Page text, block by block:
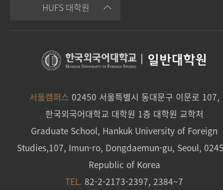
HUFS 대학원
일반대학원
서울캠퍼스 02450 서울특별시 동대문구 이문로 107,
한국외국어대학교 대학원 1층 대학원 교학처
Graduate School, Hankuk University of Foreign
Studies,107, Imun-ro, Dongdaemun-gu, Seoul,
Republic of Korea
TEL. 82-2-2173-2397, 2384~7